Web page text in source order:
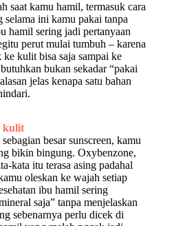
saat kamu hamil, termasuk cara
ini kamu pakai tanpa
hamil sering jadi pertanyaan
perut mulai tumbuh – karena
ke kulit bisa saja sampai ke
bukan sekadar “pakai
jelas kenapa satu bahan
kulit
besar sunscreen, kamu
bikin bingung. Oxybenzone,
kata itu terasa asing padahal
oleskan ke wajah setiap
ibu hamil sering
saja” tanpa menjelaskan
sebenarnya perlu dicek di